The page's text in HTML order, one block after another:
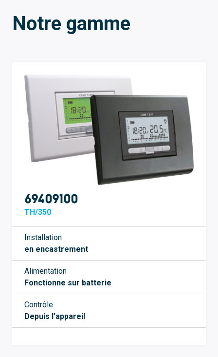
Notre gamme
69409100
TH/350
Installation
en encastrement
Alimentation
Fonctionne sur batterie
Contrôle
Depuis l’appareil